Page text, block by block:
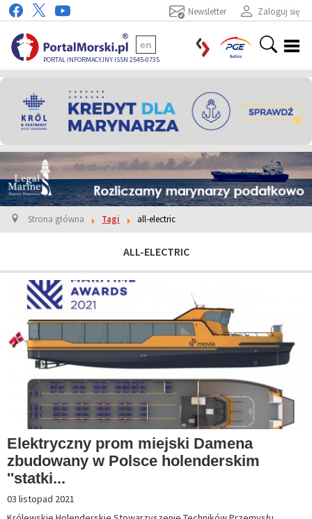
Zaloguj się
Newsletter
PORTAL INFORMACYJNY ISSN 2545-0735
en
Strona główna Tagi all-electric
ALL-ELECTRIC
Elektryczny prom miejski Damena
zbudowany w Polsce holenderskim
''statki...
03 listopad 2021